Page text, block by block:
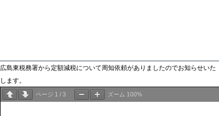
広島東税務署から定額減税について周知依頼がありましたのでお知らせいた
します。
ページ 1 / 3 ズーム 100%